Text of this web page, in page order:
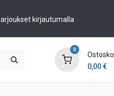
kirjautumalla
0
0,00€